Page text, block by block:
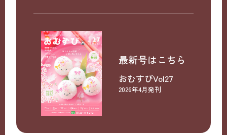
最新号はこちら
おむすびVol27
2026年4月発刊